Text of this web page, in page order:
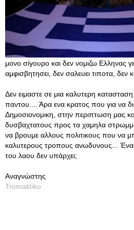
μονο σίγουρο και δεν νομιζω Ελληνας
αμφισβητησει, δεν σαλευει τιποτα, δεν
Δεν ειμαστε σε μια καλυτερη
παντου.... Άρα ενα κρατος που για να
Δημοσιονομικη, στην περιπτωση μας
δυσβαχτατους προς τα χαμηλα
να βρουμε αλλους πολιτικους που να
καλυτερους τροπους ανωδυνους...
του λαου δεν υπάρχει;
Αναγνώστης
Tromaktiko